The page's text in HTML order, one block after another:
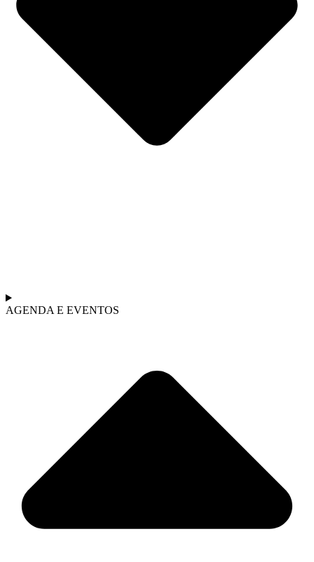
AGENDA E EVENTOS